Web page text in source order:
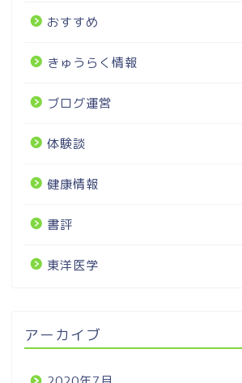
おすすめ
きゅうらく情報
ブログ運営
体験談
健康情報
書評
東洋医学
アーカイブ